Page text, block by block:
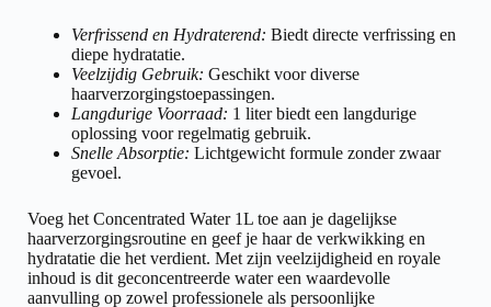
Verfrissend en Hydraterend: Biedt directe verfrissing en
diepe hydratatie.
Veelzijdig Gebruik: Geschikt voor diverse
haarverzorgingstoepassingen.
Langdurige Voorraad: 1 liter biedt een langdurige
oplossing voor regelmatig gebruik.
Snelle Absorptie: Lichtgewicht formule zonder zwaar
gevoel.
Voeg het Concentrated Water 1L toe aan je dagelijkse
haarverzorgingsroutine en geef je haar de verkwikking en
hydratatie die het verdient. Met zijn veelzijdigheid en royale
inhoud is dit geconcentreerde water een waardevolle
aanvulling op zowel professionele als persoonlijke